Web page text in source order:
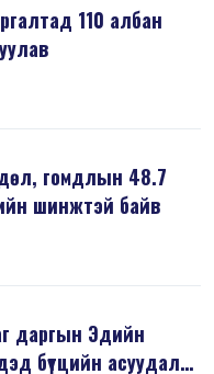
110 албан
гомдлын 48.7
хэргийн шинжтэй байв
даргын Эдийн
бүтцийн асуудал